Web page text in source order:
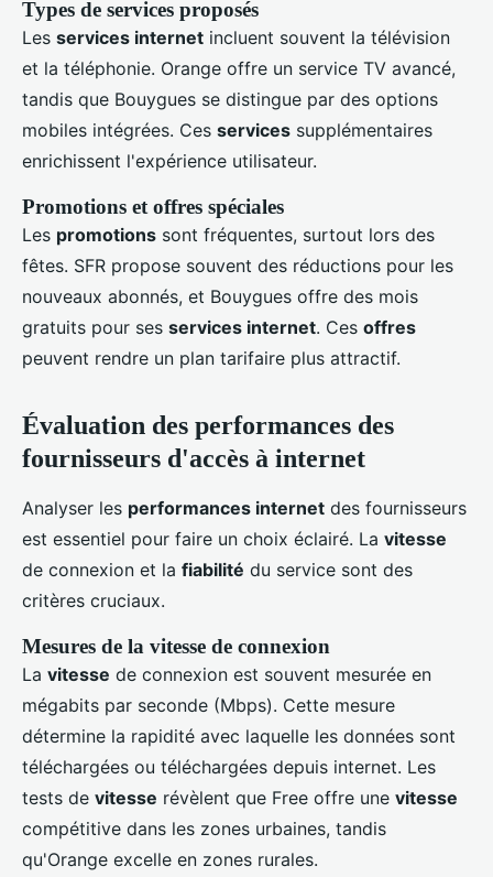
Types de services proposés
Les services internet incluent souvent la télévision
et la téléphonie. Orange offre un service TV avancé,
tandis que Bouygues se distingue par des options
mobiles intégrées. Ces services supplémentaires
enrichissent l'expérience utilisateur.
Promotions et offres spéciales
Les promotions sont fréquentes, surtout lors des
fêtes. SFR propose souvent des réductions pour les
nouveaux abonnés, et Bouygues offre des mois
gratuits pour ses services internet. Ces offres
peuvent rendre un plan tarifaire plus attractif.
Évaluation des performances des
fournisseurs d'accès à internet
Analyser les performances internet des fournisseurs
est essentiel pour faire un choix éclairé. La vitesse
de connexion et la fiabilité du service sont des
critères cruciaux.
Mesures de la vitesse de connexion
La vitesse de connexion est souvent mesurée en
mégabits par seconde (Mbps). Cette mesure
détermine la rapidité avec laquelle les données sont
téléchargées ou téléchargées depuis internet. Les
tests de vitesse révèlent que Free offre une vitesse
compétitive dans les zones urbaines, tandis
qu'Orange excelle en zones rurales.